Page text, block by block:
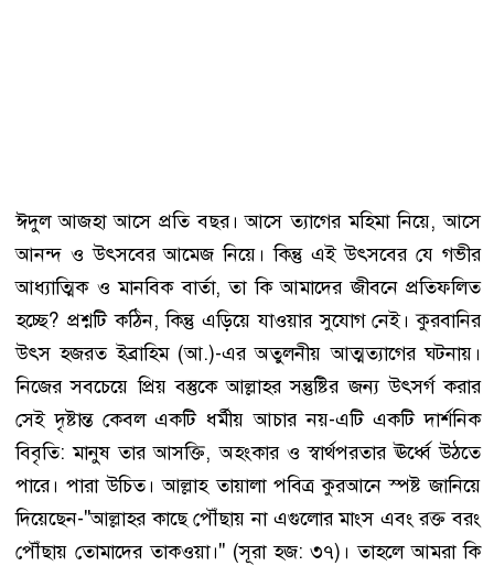
ঈদুল আজহা আসে প্রতি বছর। আসে ত্যাগের মহিমা নিয়ে, আসে
আনন্দ ও উৎসবের আমেজ নিয়ে। কিন্তু এই উৎসবের যে গভীর
আধ্যাত্মিক ও মানবিক বার্তা, তা কি আমাদের জীবনে প্রতিফলিত
হচ্ছে? প্রশ্নটি কঠিন, কিন্তু এড়িয়ে যাওয়ার সুযোগ নেই। কুরবানির
উৎস হজরত ইব্রাহিম (আ.)-এর অতুলনীয় আত্মত্যাগের ঘটনায়।
নিজের সবচেয়ে প্রিয় বস্তুকে আল্লাহর সন্তুষ্টির জন্য উৎসর্গ করার
সেই দৃষ্টান্ত কেবল একটি ধর্মীয় আচার নয়-এটি একটি দার্শনিক
বিবৃতি: মানুষ তার আসক্তি, অহংকার ও স্বার্থপরতার ঊর্ধ্বে উঠতে
পারে। পারা উচিত। আল্লাহ তায়ালা পবিত্র কুরআনে স্পষ্ট জানিয়ে
দিয়েছেন-"আল্লাহর কাছে পৌঁছায় না এগুলোর মাংস এবং রক্ত বরং
পৌঁছায় তোমাদের তাকওয়া।" (সূরা হজ: ৩৭)। তাহলে আমরা কি